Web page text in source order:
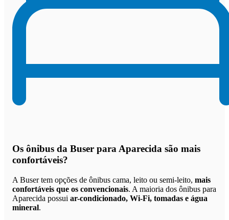
Os ônibus da Buser para Aparecida são mais
confortáveis?
A Buser tem opções de ônibus cama, leito ou semi-leito, mais
confortáveis que os convencionais. A maioria dos ônibus para
Aparecida possui ar-condicionado, Wi-Fi, tomadas e água
mineral.